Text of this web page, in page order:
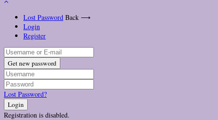
Lost Password Back ⟶
Login
Register
Get new password
Lost Password?
Login
Registration is disabled.